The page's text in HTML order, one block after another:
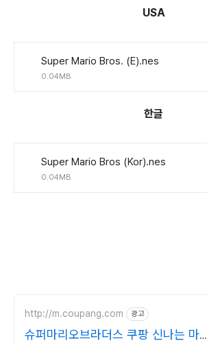
USA
Super Mario Bros. (E).nes
0.04MB
한글
Super Mario Bros (Kor).nes
0.04MB
http://m.coupang.com 광고
슈퍼마리오브라더스 쿠팡 신나는 마리